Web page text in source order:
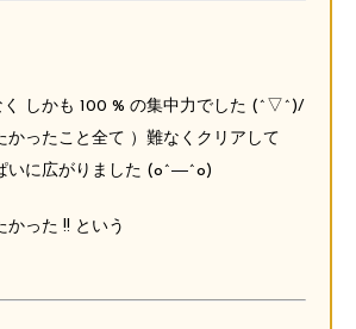
しかも 100 % の集中力でした (^▽^)/
ったこと全て ）難なくクリアして
いに広がりました (o^―^o)
った !! という